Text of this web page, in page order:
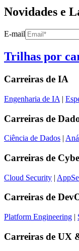
Novidades e
E-mail
Trilhas por
Carreiras de IA
Engenharia de IA |
Carreiras de
Ciência de Dados |
Carreiras de
Cloud Security |
Carreiras de
Platform Engineering |
Carreiras de UX